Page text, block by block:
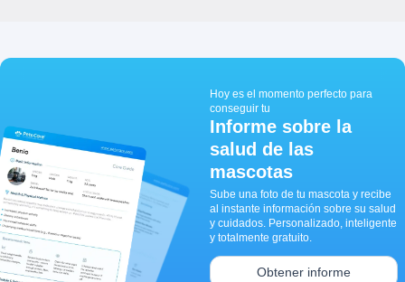
Hoy es el momento perfecto para
conseguir tu
Informe sobre la
salud de las
mascotas
Sube una foto de tu mascota y recibe
al instante información sobre su salud
y cuidados. Personalizado, inteligente
y totalmente gratuito.
Obtener informe